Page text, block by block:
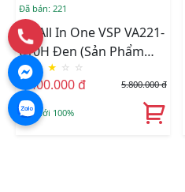
Đã bán: 221
PC All In One VSP VA221-
610H Đen (Sản Phẩm
AIO Này Chưa Bao Gồm
CPU - Ram - SSD)
★ ★ ★ ☆ ☆
5.400.000 đ 5.800.000 đ
Mới 100%